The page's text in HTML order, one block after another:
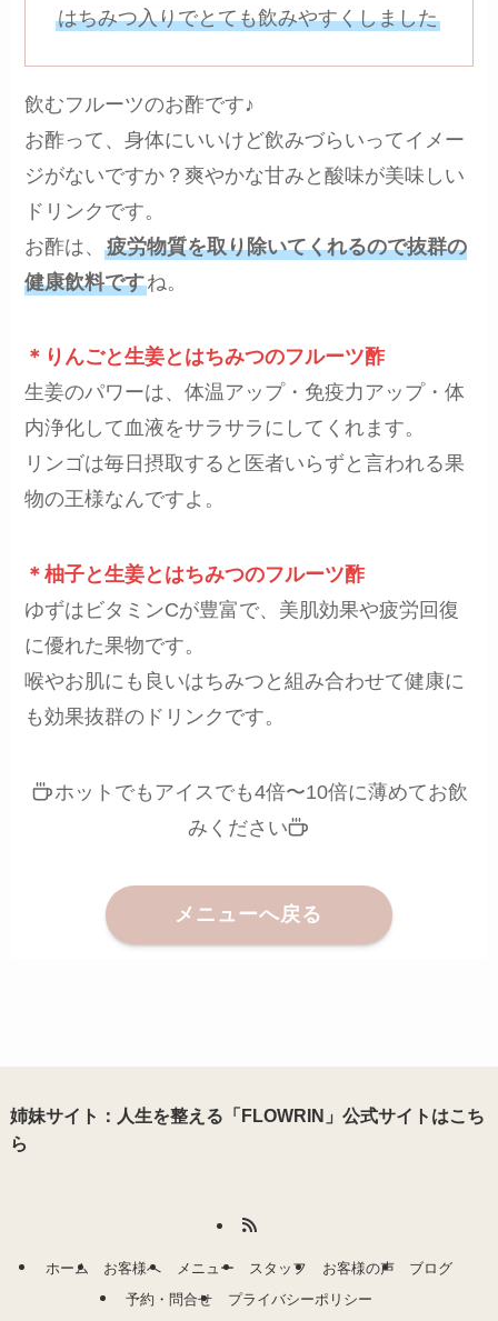
はちみつ入りでとても飲みやすくしました
飲むフルーツのお酢です♪
お酢って、身体にいいけど飲みづらいってイメー
ジがないですか？爽やかな甘みと酸味が美味しい
ドリンクです。
お酢は、疲労物質を取り除いてくれるので抜群の
健康飲料ですね。
＊りんごと生姜とはちみつのフルーツ酢
生姜のパワーは、体温アップ・免疫力アップ・体
内浄化して血液をサラサラにしてくれます。
リンゴは毎日摂取すると医者いらずと言われる果
物の王様なんですよ。
＊柚子と生姜とはちみつのフルーツ酢
ゆずはビタミンCが豊富で、美肌効果や疲労回復
に優れた果物です。
喉やお肌にも良いはちみつと組み合わせて健康に
も効果抜群のドリンクです。
ホットでもアイスでも4倍〜10倍に薄めてお飲
みください
メニューへ戻る
姉妹サイト：人生を整える「FLOWRIN」公式サイトはこち
ら
ホーム お客様へ メニュー スタッフ お客様の声
ブログ
予約・問合せ
プライバシーポリシー